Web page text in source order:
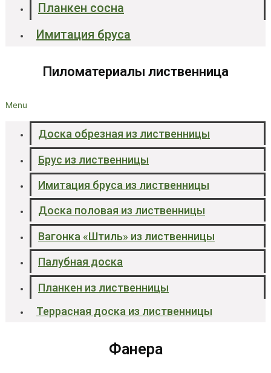
Планкен сосна
Имитация бруса
Пиломатериалы лиственница
Menu
Доска обрезная из лиственницы
Брус из лиственницы
Имитация бруса из лиственницы
Доска половая из лиственницы
Вагонка «Штиль» из лиственницы
Палубная доска
Планкен из лиственницы
Террасная доска из лиственницы
Фанера